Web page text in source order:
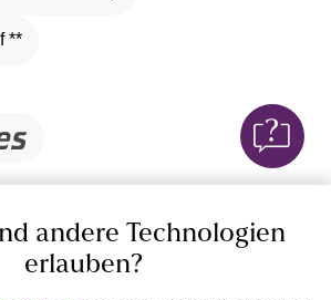
**
Newsletter anmelden und 10% Rabatt
andere Technologien
erlauben?